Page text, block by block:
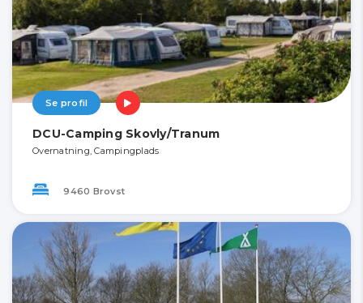
Se profil
DCU-Camping Skovly/Tranum
Overnatning, Campingplads
9460 Brovst